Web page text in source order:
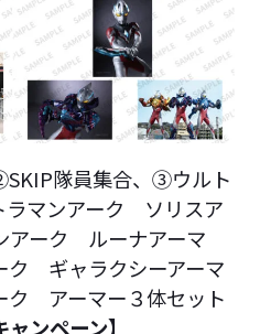
隊員集合、③ウルト
ラマンアーク ソリスア
アーク ルーナアーマ
ク ギャラクシーアーマ
ク アーマー３体セット
ンペーン】